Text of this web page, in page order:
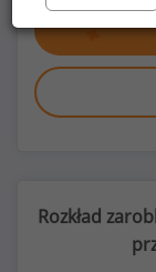
Rozkład